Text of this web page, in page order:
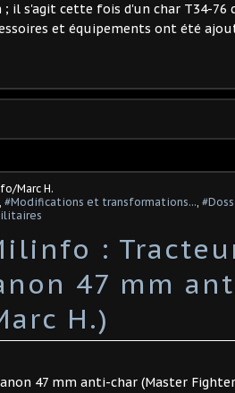
il s'agit cette fois d'un char T34-76
et équipements ont été
Marc H.
, #Modifications et transformations...,
:
47 mm
H.)
47 mm anti-char (Master